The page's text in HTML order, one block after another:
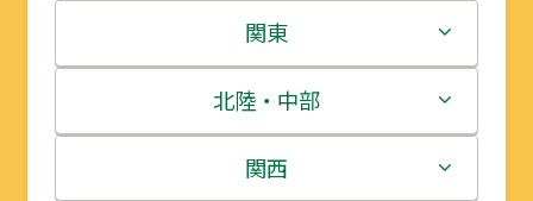
北海道
青森県
岩手県
関東
茨城県
栃木県
北陸・中部
新潟県
関西